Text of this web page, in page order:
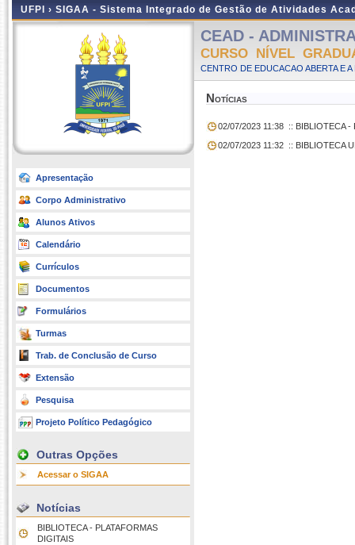
UFPI › SIGAA - Sistema Integrado de Gestão de Atividades
Apresentação
Corpo Administrativo
Alunos Ativos
Calendário
Currículos
Documentos
Formulários
Turmas
Trab. de Conclusão de Curso
Extensão
Pesquisa
Projeto Político Pedagógico
Outras Opções
Acessar o SIGAA
Notícias
BIBLIOTECA - PLATAFORMAS
DIGITAIS
CEAD -
CURSO NÍVEL
CENTRO DE EDUCACAO ABERTA E
Notícias
02/07/2023 11:38 :: BIBLIOTECA -
02/07/2023 11:32 :: BIBLIOTECA